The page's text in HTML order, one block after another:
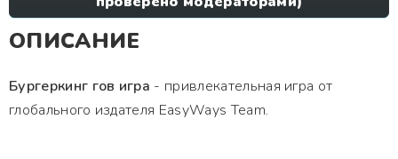
ОПИСАНИЕ
Бургеркинг гов игра - привлекательная игра от
глобального издателя EasyWays Team.